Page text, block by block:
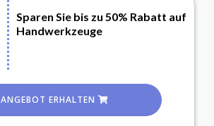
Sparen Sie bis zu 50% Rabatt auf
Handwerkzeuge
ANGEBOT ERHALTEN